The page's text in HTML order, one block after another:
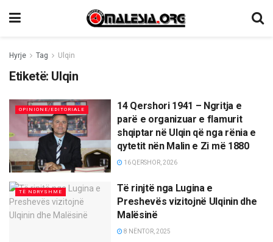
Hyrje Tag Ulqin
Etiketë: Ulqin
OPINIONE/EDITORIALE
14 Qershori 1941 – Ngritja e
parë e organizuar e flamurit
shqiptar në Ulqin që nga rënia e
qytetit nën Malin e Zi më 1880
16 QERSHOR, 2026
TË NDRYSHME
Të rinjtë nga Lugina e
Preshevës vizitojnë Ulqinin dhe
Malësinë
8 NËNTOR, 2025